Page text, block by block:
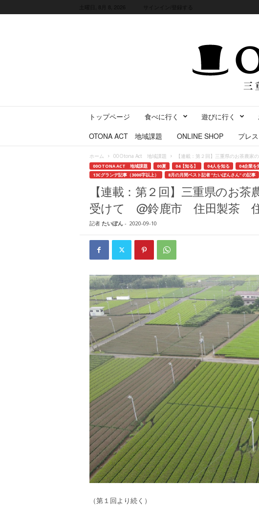
トップページ 食べに行く 遊びに行く
OTONA ACT 地域課題
ONLINE SHOP プレ
ホーム 00Otona Act 地域課題 【連載：第２回】三重県のお茶農
00OTONA ACT 地域課題 00夏 04【知る】 04人を知る 04企業を
13Cグランデ記事（3000字以上）
8月の月間ベスト記者 ”たいぽんさん” の記事
【連載：第２回】三重県のお
受けて @鈴鹿市 住田製茶
記者 たいぽん- 2020-09-10
（第１回より続く）